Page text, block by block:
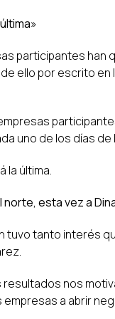
participantes han
ello por escrito en
uno de los días de
la última.
norte, esta vez a
tuvo tanto interés
nos
empresas a abrir